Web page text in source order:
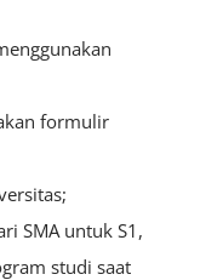
formulir
SMA untuk S1,
studi saat